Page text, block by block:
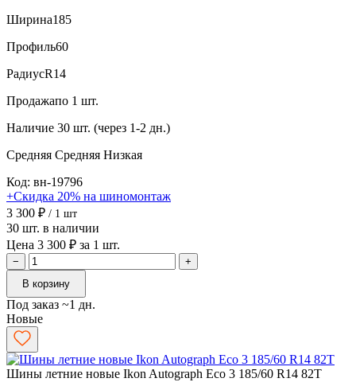
Ширина185
Профиль60
РадиусR14
Продажапо 1 шт.
Наличие 30 шт. (через 1-2 дн.)
Средняя Средняя Низкая
Код: вн-19796
+Скидка 20% на шиномонтаж
3 300 ₽ / 1 шт
30 шт. в наличии
Цена 3 300 ₽ за 1 шт.
−
+
В корзину
Под заказ ~1 дн.
Новые
Шины летние новые Ikon Autograph Eco 3 185/60 R14 82T